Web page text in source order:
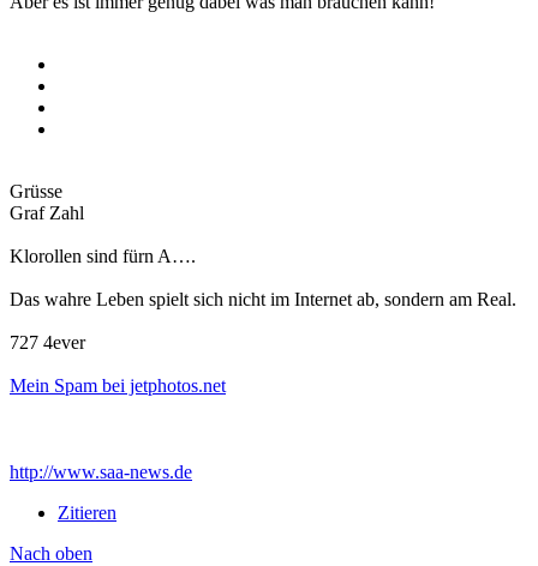
Grüsse
Graf Zahl
Klorollen sind fürn A….
Das wahre Leben spielt sich nicht im Internet ab, sondern am Real.
727 4ever
Mein Spam bei jetphotos.net
http://www.saa-news.de
Zitieren
Nach oben